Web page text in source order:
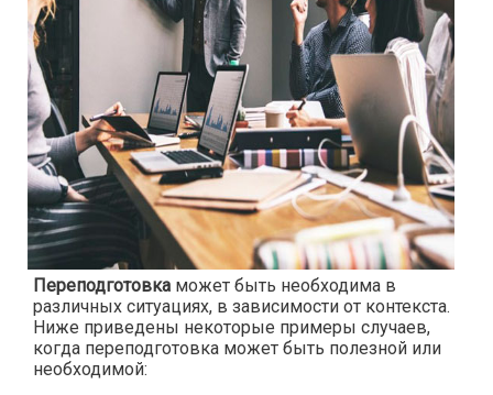
Переподготовка может быть необходима в
различных ситуациях, в зависимости от контекста.
Ниже приведены некоторые примеры случаев,
когда переподготовка может быть полезной или
необходимой: